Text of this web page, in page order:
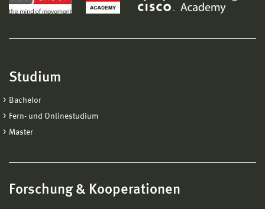
Studium
Bachelor
Fern- und Onlinestudium
Master
Forschung & Kooperationen